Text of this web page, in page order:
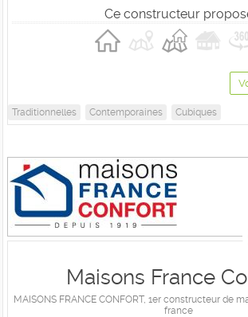
Ce constructeur
Traditionnelles Contemporaines Cubiques
Maisons France
MAISONS FRANCE CONFORT, 1er constructeur de
france